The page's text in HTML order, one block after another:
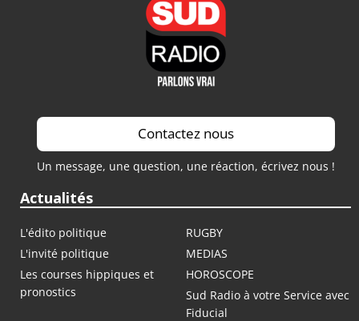
Contactez nous
Un message, une question, une réaction, écrivez nous !
Actualités
L'édito politique
RUGBY
L'invité politique
MEDIAS
Les courses hippiques et
pronostics
HOROSCOPE
Sud Radio à votre Service avec
Fiducial